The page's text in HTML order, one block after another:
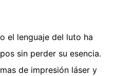
el lenguaje del luto ha
sin perder su esencia.
de impresión láser y